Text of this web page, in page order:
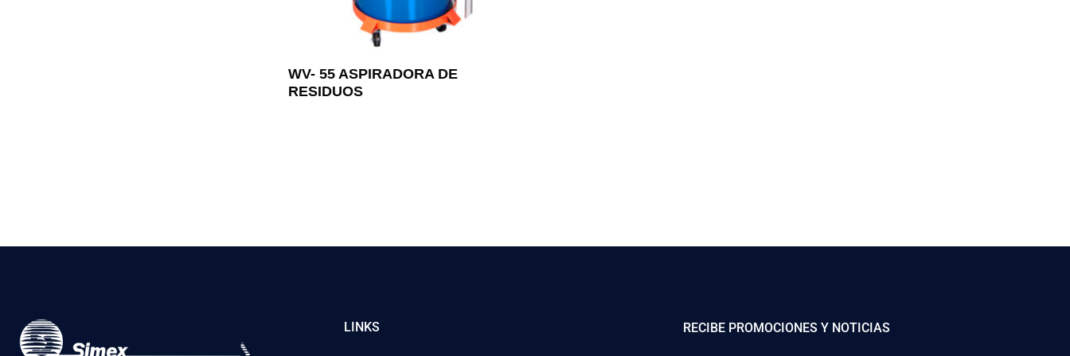
WV- 55 ASPIRADORA DE
RESIDUOS
LINKS RECIBE PROMOCIONES Y NOTICIAS